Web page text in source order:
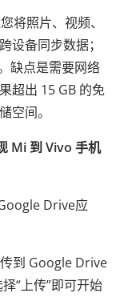
将照片、视频、
设备同步数据；
缺点是需要网络
超出 15 GB 的免
空间。
Mi 到 Vivo 手机
Drive应
到 Google Drive
“上传”即可开始